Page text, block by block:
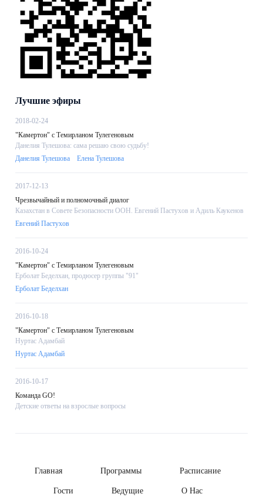
Лучшие эфиры
2018-02-24
"Камертон" с Темирланом Тулегеновым
Данелия Тулешова: сама решаю свою судьбу!
Данелия Тулешова
Елена Тулешова
2017-12-13
Чрезвычайный и полномочный диалог
Казахстан в Совете Безопасности ООН. Евгений Пастухов и Адиль Каукенов
Евгений Пастухов
2016-10-24
"Камертон" с Темирланом Тулегеновым
Ерболат Беделхан, продюсер группы "91"
Ерболат Беделхан
2016-10-18
"Камертон" с Темирланом Тулегеновым
Нуртас Адамбай
Нуртас Адамбай
2016-10-17
Команда GO!
Детские ответы на взрослые вопросы
Главная Программы Расписание
Гости Ведущие О Нас